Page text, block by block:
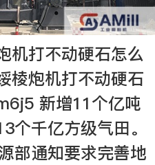
机打不动硬石怎么
棱炮机打不动硬石
新增11个亿吨
个千亿方级气田。
部通知要求完善地